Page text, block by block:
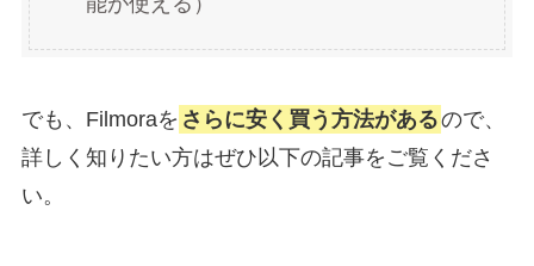
でも、Filmoraを さらに安く買う方法があるので、
詳しく知りたい方はぜひ以下の記事をご覧くださ
い。